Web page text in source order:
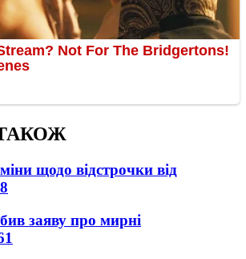
щодо відстрочки від
заяву про мирні